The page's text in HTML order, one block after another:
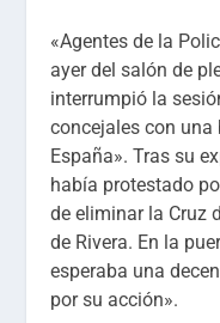
«Agentes de la
ayer del salón de
interrumpió la
concejales con una
España». Tras su
había protestado
de eliminar la Cruz
de Rivera. En la
esperaba una
por su acción».